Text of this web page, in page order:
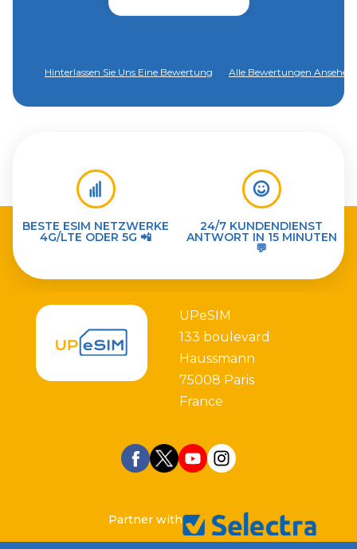
Hinterlassen Sie Uns Eine Bewertung Alle Bewertungen Ansehen
BESTE ESIM NETZWERKE
4G/LTE ODER 5G 📲
24/7 KUNDENDIENST
ANTWORT IN 15 MINUTEN
💬
UPeSIM
133 boulevard
Haussmann
75008 Paris
France
Partner with